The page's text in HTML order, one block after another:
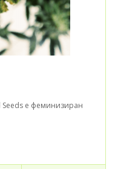
Seeds е феминизиран